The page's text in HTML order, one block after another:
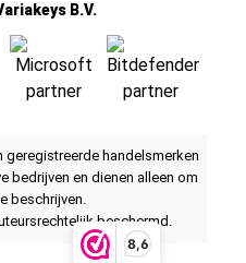
8,6
B.V.
geregistreerde handelsmerken
bedrijven en dienen alleen om
beschrijven.
beschermd.